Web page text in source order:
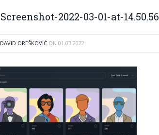
Screenshot-2022-03-01-at-14.50.56
DAVID OREŠKOVIĆ ON 01.03.2022